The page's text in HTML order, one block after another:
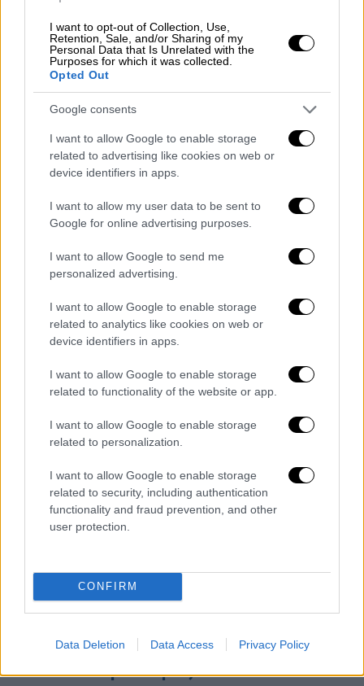
I want to opt-out of Collection, Use,
Retention, Sale, and/or Sharing of my
Personal Data that Is Unrelated with the
Purposes for which it was collected.
Opted Out
Google consents
I want to allow Google to enable storage
related to advertising like cookies on web or
device identifiers in apps.
I want to allow my user data to be sent to
Google for online advertising purposes.
I want to allow Google to send me
personalized advertising.
I want to allow Google to enable storage
related to analytics like cookies on web or
device identifiers in apps.
I want to allow Google to enable storage
related to functionality of the website or app.
I want to allow Google to enable storage
related to personalization.
I want to allow Google to enable storage
related to security, including authentication
functionality and fraud prevention, and other
user protection.
CONFIRM
Data Deletion Data Access Privacy Policy
Και εννοείται πως κάθε γυναίκα, χωρίς
εξαίρεση, έχει το δικό της«μυστικό όπλο»
για να επιβιώσει. Είτε αυτό λέγεται
και πίτσα (αγαπημένη συνταγή για
αυτοφροντίδα), είτε ένα κραγιόν που της
μόνο στο σαλόνι.
Η Γυναίκα Σήμερα 13.09.2024 10:40
Γιατί οι γυναίκες διστάζουν να
τερματίσουν μια σχέση σε
Οι “αόρατες” απαιτήσεις
Εκτός από τα καθημερινά καθήκοντα,
υπάρχει και η πίεση των προτύπων.
Πρέπει
να είσαι η καλύτερη στη δουλειά σου, αλλά
Πρέπει να
προσέχεις την εμφάνισή σου, αλλά χωρίς να
το κάνεις υπερβολικά. Κι όλα αυτά ενώ κάθε
σου κίνηση κρίνεται, ακόμα και από εσένα
τον εαυτό σου να συγκρίνει τη ζωή σου με
αυτή της τέλειας
που πάντα φαίνεται να είναι σε μια παραλία
με ηλιοβασίλεμα;
Γέλιο αντί για στρες